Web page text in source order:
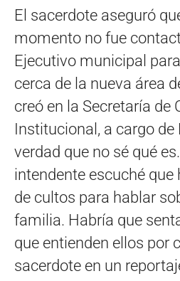
El sacerdote aseguró
momento no fue
Ejecutivo municipal
cerca de la nueva área
creó en la Secretaría de
Institucional, a cargo de
verdad que no sé qué
intendente escuché que
de cultos para hablar
familia. Habría que
que entienden ellos por
sacerdote en un